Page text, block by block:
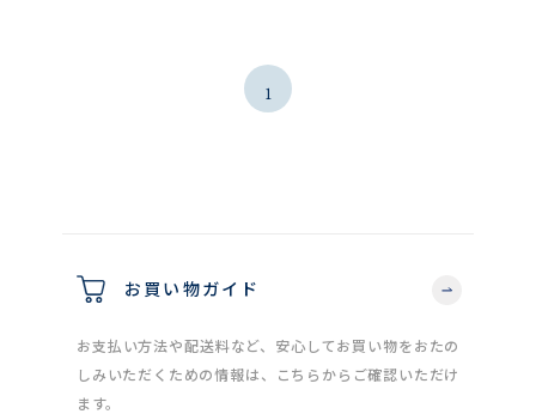
1
お買い物ガイド
お支払い方法や配送料など、安心してお買い物をおたの
しみいただくための情報は、こちらからご確認いただけ
ます。